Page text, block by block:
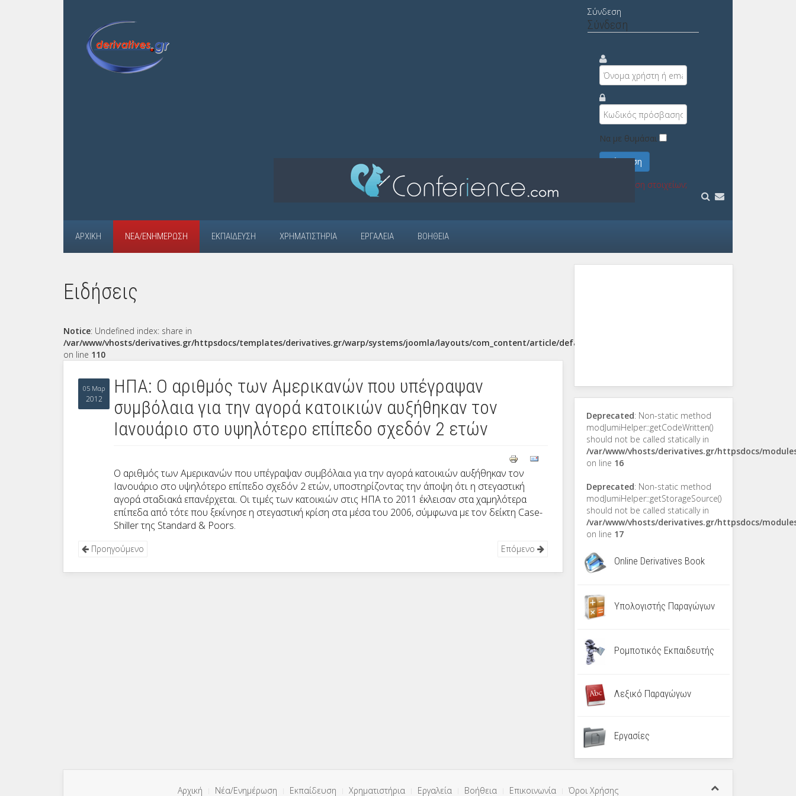
Σύνδεση
Σύνδεση
Να με θυμάσαι
Σύνδεση
Υπενθύμιση στοιχείων;
ΑΡΧΙΚΉ ΝΈΑ/ΕΝΗΜΈΡΩΣΗ ΕΚΠΑΊΔΕΥΣΗ ΧΡΗΜΑΤΙΣΤΉΡΙΑ ΕΡΓΑΛΕΊΑ ΒΟΉΘΕΙΑ
Ειδήσεις
Notice: Undefined index: share in
/var/www/vhosts/derivatives.gr/httpsdocs/templates/derivatives.gr/warp/systems/joomla/layouts/com_content/article/default.php
on line 110
05 Μαρ
2012
ΗΠΑ: Ο αριθμός των Αμερικανών που υπέγραψαν
συμβόλαια για την αγορά κατοικιών αυξήθηκαν τον
Ιανουάριο στο υψηλότερο επίπεδο σχεδόν 2 ετών
Ο αριθμός των Αμερικανών που υπέγραψαν συμβόλαια για την αγορά κατοικιών αυξήθηκαν τον
Ιανουάριο στο υψηλότερο επίπεδο σχεδόν 2 ετών, υποστηρίζοντας την άποψη ότι η στεγαστική
αγορά σταδιακά επανέρχεται. Οι τιμές των κατοικιών στις ΗΠΑ το 2011 έκλεισαν στα χαμηλότερα
επίπεδα από τότε που ξεκίνησε η στεγαστική κρίση στα μέσα του 2006, σύμφωνα με τον δείκτη Case-
Shiller της Standard & Poors.
Προηγούμενο Επόμενο
Deprecated: Non-static method
modJumiHelper::getCodeWritten()
should not be called statically in
/var/www/vhosts/derivatives.gr/httpsdocs/
on line 16
Deprecated: Non-static method
modJumiHelper::getStorageSource()
should not be called statically in
/var/www/vhosts/derivatives.gr/httpsdocs/
on line 17
Online Derivatives Book
Υπολογιστής Παραγώγων
Ρομποτικός Εκπαιδευτής
Λεξικό Παραγώγων
Εργασίες
Αρχική Νέα/Ενημέρωση Εκπαίδευση Χρηματιστήρια Εργαλεία Βοήθεια Επικοινωνία Όροι Χρήσης